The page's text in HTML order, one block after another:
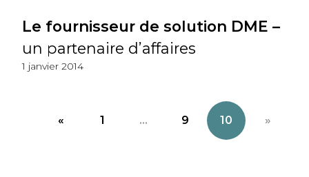
Le fournisseur de solution DME –
un partenaire d’affaires
1 janvier 2014
« 1 ... 9 10 »